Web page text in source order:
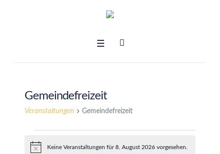
Gemeindefreizeit
Veranstaltungen Gemeindefreizeit
Veranstaltungen
Hinweis
Keine Veranstaltungen für 8. August 2026 vorgesehen.